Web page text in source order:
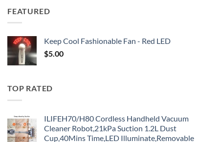
FEATURED
Keep Cool Fashionable Fan - Red LED
$5.00
TOP RATED
ILIFEH70/H80 Cordless Handheld Vacuum
Cleaner Robot,21kPa Suction 1.2L Dust
Cup,40Mins Time,LED Illuminate,Removable